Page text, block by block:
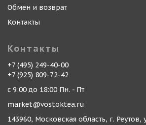
Обмен и возврат
Контакты
Контакты
+7 (495) 249-40-00
+7 (925) 809-72-42
с 9:00 до 18:00 Пн. - Пт
market@vostoktea.ru
143960, Московская область, г. Реутов,